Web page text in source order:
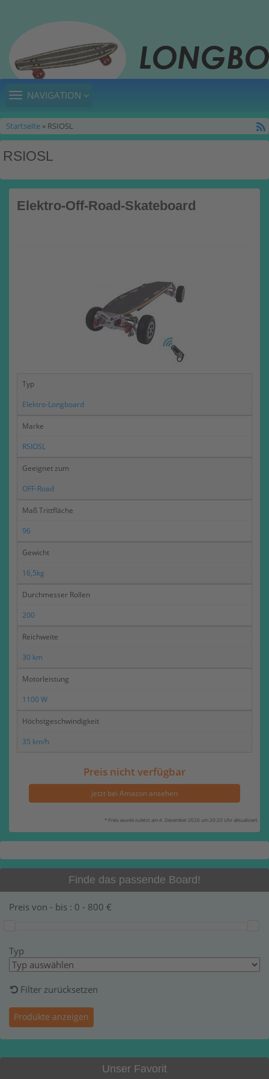
TOGGLE
NAVIGATION
Startseite » RSIOSL
RSIOSL
Elektro-Off-Road-Skateboard
Typ
Elektro-Longboard
Marke
RSIOSL
Geeignet zum
OFF-Road
Maß Trittfläche
96
Gewicht
16,5kg
Durchmesser Rollen
200
Reichweite
30 km
Motorleistung
1100 W
Höchstgeschwindigkeit
35 km/h
Preis nicht verfügbar
jetzt bei Amazon ansehen
* Preis wurde zuletzt am 4. Dezember 2020 um 20:20 Uhr aktualisiert
Finde das passende Board!
Preis von - bis : 0 - 800 €
Typ
Filter zurücksetzen
Unser Favorit